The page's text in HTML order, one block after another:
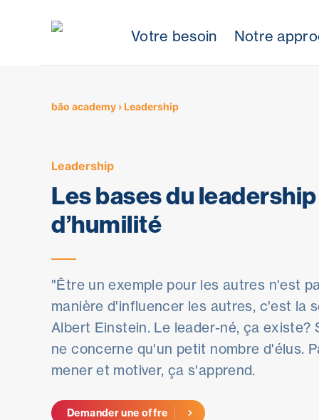
Votre besoin Notre
băo academy ›Leadership
Leadership
Les bases du
d’humilité
"Être un exemple pour les autres n'est
manière d'influencer les autres, c'est la
Albert Einstein. Le leader-né, ça existe?
ne concerne qu'un petit nombre d'élus.
mener et motiver, ça s'apprend.
Demander une offre